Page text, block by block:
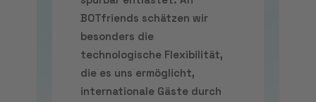
BOTfriends schätzen wir
besonders die
technologische Flexibilität,
die es uns ermöglicht,
internationale Gäste durch